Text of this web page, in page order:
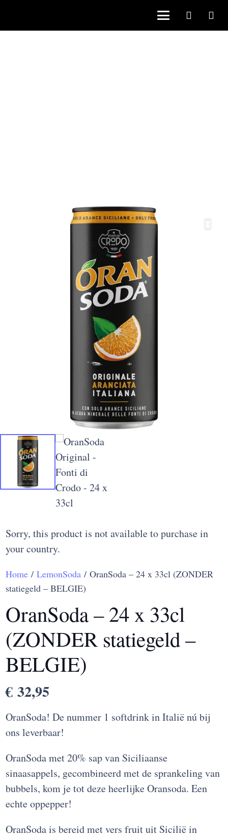
Sorry, this product is not available to purchase in
your country.
Home /LemonSoda / OranSoda – 24 x 33cl (ZONDER
statiegeld – BELGIE)
OranSoda – 24 x 33cl
(ZONDER statiegeld –
BELGIE)
€ 32,95
OranSoda! De nummer 1 softdrink in Italië nú bij
ons leverbaar!
OranSoda met 20% sap van Siciliaanse
sinaasappels, gecombineerd met de sprankeling van
bubbels, kom je tot deze heerlijke Oransoda. Een
echte oppepper!
OranSoda is bereid met vers fruit uit Sicilië in